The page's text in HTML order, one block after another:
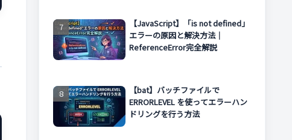
【JavaScript】「is not defined」
エラーの原因と解決方法｜
ReferenceError完全解説
【bat】バッチファイルで
ERRORLEVEL を使ってエラーハン
ドリングを行う方法